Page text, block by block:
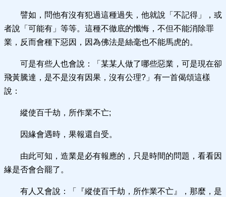
譬如，問他有沒有犯過這種過失，他就說「不記得」，或
者說「可能有」等等。這種不徹底的懺悔，不但不能消除罪
業，反而會種下惡因，因為佛法是絲毫也不能馬虎的。
可是有些人也會說：「某某人做了哪些惡業，可是現在卻
飛黃騰達，是不是沒有因果，沒有公理?」有一首偈頌這樣
說：
縱使百千劫，所作業不亡;
因緣會遇時，果報還自受。
由此可知，造業是必有報應的，只是時間的問題，看看因
緣是否會合罷了。
有人又會說：「『縱使百千劫，所作業不亡』，那麼，是